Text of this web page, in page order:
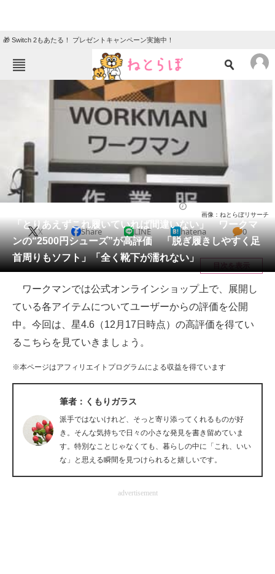
🎁 Switch 2もあたる！ プレゼントキャンペーン実施中！
ねとらぼメニュー
ニュース
クイズ
地域
住まい 教育・育児
動物 リサーチ
会員記事
メディア
注目記事を集めた総合ページ
ITの今と未来を見通す
スマホと通信の最新トレンド
ビジネスと働き方のヒント
AI活用のいまが分かる
企業ITのトレンドを詳説
「とりあえずこれ履いていれば間違いない」 ワークマ
ンの“2500円シューズ”が高評価 「脱ぎ履きしやすく足
首周りもソフト」「全く靴下が濡れない」
画像：ねとらぼリサーチ
X Share LINE hatena 0
目次を表示
ワークマンでは公式オンラインショップ上で、展開し
ている各アイテムについてユーザーからの評価を公開
中。今回は、星4.6（12月17日時点）の高評価を得てい
るこちらを見ていきましょう。
※本ページはアフィリエイトプログラムによる収益を得ています
筆者：くもりガラス
派手ではないけれど、そっと寄り添ってくれるものが好
き。そんな気持ちで日々の小さな発見を書き留めていま
す。特別なことじゃなくても、暮らしの中に「これ、いい
な」と思える瞬間を見つけられると嬉しいです。
advertisement